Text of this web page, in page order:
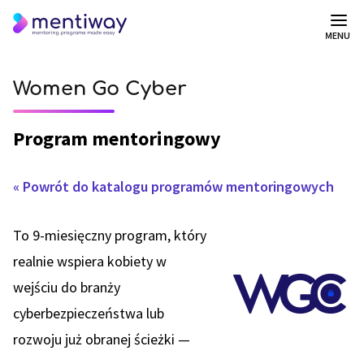
MENU
Women Go Cyber
Program mentoringowy
« Powrót do katalogu programów mentoringowych
To 9-miesięczny program, który
realnie wspiera kobiety w
wejściu do branży
cyberbezpieczeństwa lub
rozwoju już obranej ścieżki —